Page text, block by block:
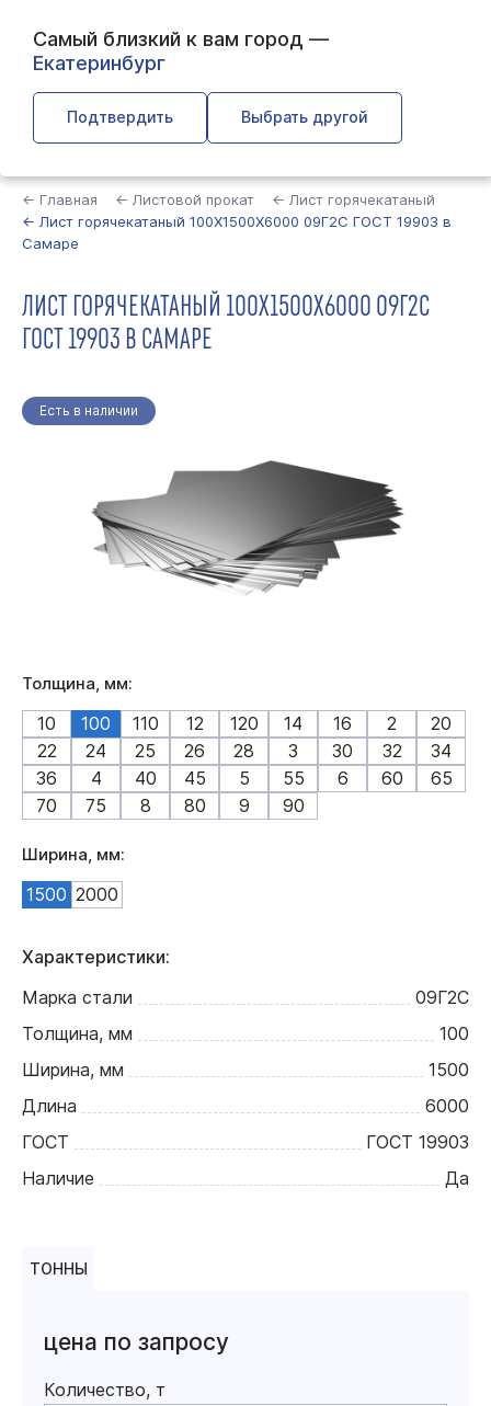
Самый близкий к вам город —
Екатеринбург
Подтвердить Выбрать другой
← Главная ← Листовой прокат
← Лист горячекатаный
← Лист горячекатаный 100Х1500Х6000 09Г2С ГОСТ 19903 в
Самаре
ЛИСТ ГОРЯЧЕКАТАНЫЙ 100Х1500Х6000 09Г2С
ГОСТ 19903 В САМАРЕ
Есть в наличии
Толщина, мм:
10 100 110 12 120 14 16 2
20
22
24 25 26 28 3 30 32
34
36
4 40 45 5 55 6 60
65
70
75 8 80 9 90
Ширина, мм:
1500 2000
Характеристики:
Марка стали
09Г2С
Толщина, мм
100
Ширина, мм
1500
Длина
6000
ГОСТ
ГОСТ 19903
Наличие
Да
ТОННЫ
цена по запросу
Количество, т